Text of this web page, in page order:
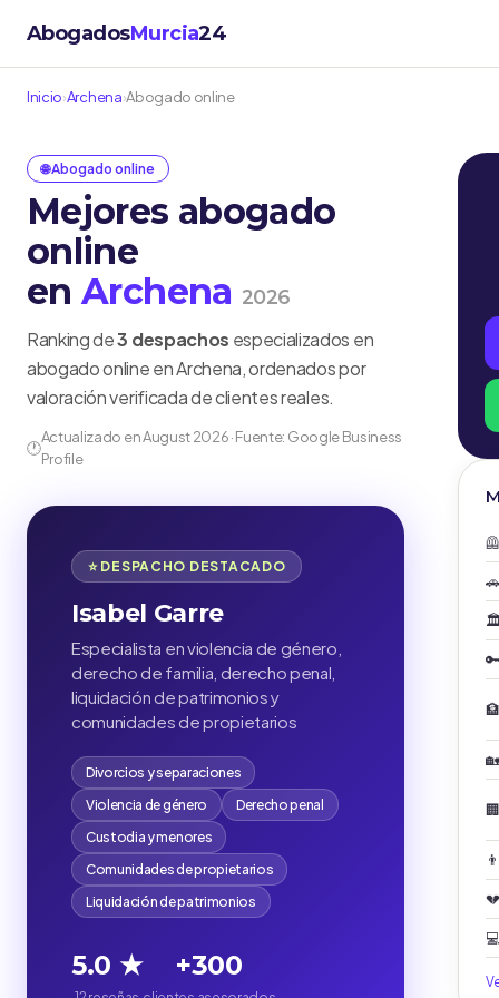
AbogadosMurcia24
Inicio›Archena›Abogado online
🌐 Abogado online
Mejores abogado
online
enArchena 2026
Ranking de3 despachos especializados en
abogado online en Archena, ordenados por
valoración verificada de clientes reales.
🕐
Actualizado en August 2026 · Fuente: Google Business
Profile
⭐ DESPACHO DESTACADO
Isabel Garre
Especialista en violencia de género,
derecho de familia, derecho penal,
liquidación de patrimonios y
comunidades de propietarios
Divorcios y separaciones
Violencia de género
Derecho penal
Custodia y menores
Comunidades de propietarios
Liquidación de patrimonios
5.0 ★ +300
🦺
🚗
🔑
🏦
🏡
🏢
💔
💻